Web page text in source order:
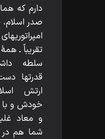
دارم كه
صدر
تقريباً ـ
سلطه
قدرتها
ارتش
خودش و با
و معاد
شما هم